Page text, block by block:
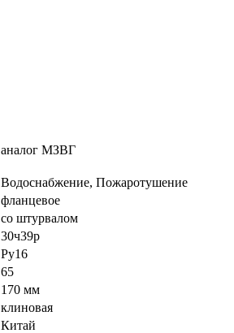
аналог МЗВГ
Водоснабжение, Пожаротушение
фланцевое
со штурвалом
30ч39р
Ру16
65
170 мм
клиновая
Китай